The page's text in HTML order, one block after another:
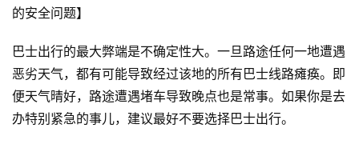
的安全问题】
巴士出行的最大弊端是不确定性大。一旦路途任何一地遭遇
恶劣天气，都有可能导致经过该地的所有巴士线路瘫痪。即
便天气晴好，路途遭遇堵车导致晚点也是常事。如果你是去
办特别紧急的事儿，建议最好不要选择巴士出行。